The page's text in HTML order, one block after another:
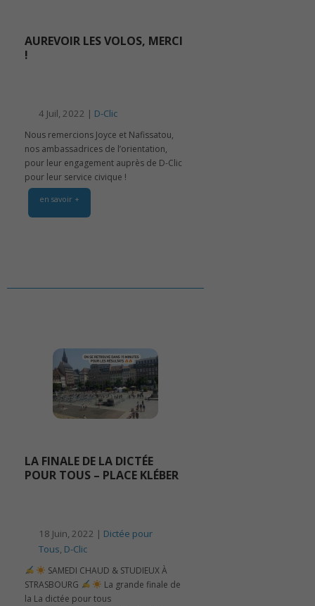
AUREVOIR LES VOLOS, MERCI
!
4 Juil, 2022 | D-Clic
Nous remercions Joyce et Nafissatou,
nos ambassadrices de l’orientation,
pour leur engagement auprès de D-Clic
pour leur service civique !
en savoir +
LA FINALE DE LA DICTÉE
POUR TOUS – PLACE KLÉBER
18 Juin, 2022 | Dictée pour
Tous, D-Clic
SAMEDI CHAUD & STUDIEUX À
STRASBOURG
La grande finale de
la La dictée pour tous